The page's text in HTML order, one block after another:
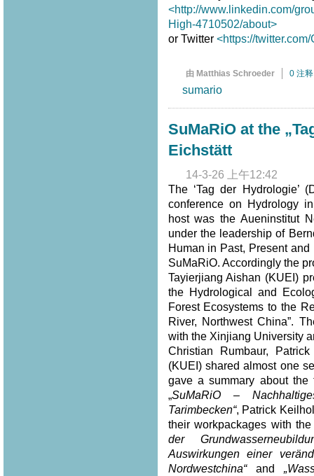
<http://www.linkedin.com/
High-4710502/about>
or Twitter <https://
由 Matthias Schroeder 0 注释
sumario
SuMaRiO at the
Eichstätt
14-3-26 上午12:42
The ‘Tag der Hydrologie’
conference on Hydrology
host was the Aueninstitut
under the leadership of
Human in Past, Present
SuMaRiO. Accordingly the
Tayierjiang Aishan (KUEI)
the Hydrological and
Forest Ecosystems to the
River, Northwest China”.
with the Xinjiang University
Christian Rumbaur,
(KUEI) shared almost one
gave a summary about
„SuMaRiO –
Tarimbecken“, Patrick
their workpackages with the
der
Auswirkungen einer
Nordwestchina“and